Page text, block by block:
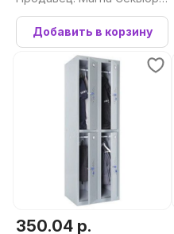
ти ООО
Добавить в корзину
350.04 р.